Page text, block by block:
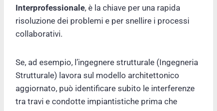
Interprofessionale, è la chiave per una rapida
risoluzione dei problemi e per snellire i processi
collaborativi.
Se, ad esempio, l’ingegnere strutturale (Ingegneria
Strutturale) lavora sul modello architettonico
aggiornato, può identificare subito le interferenze
tra travi e condotte impiantistiche prima che